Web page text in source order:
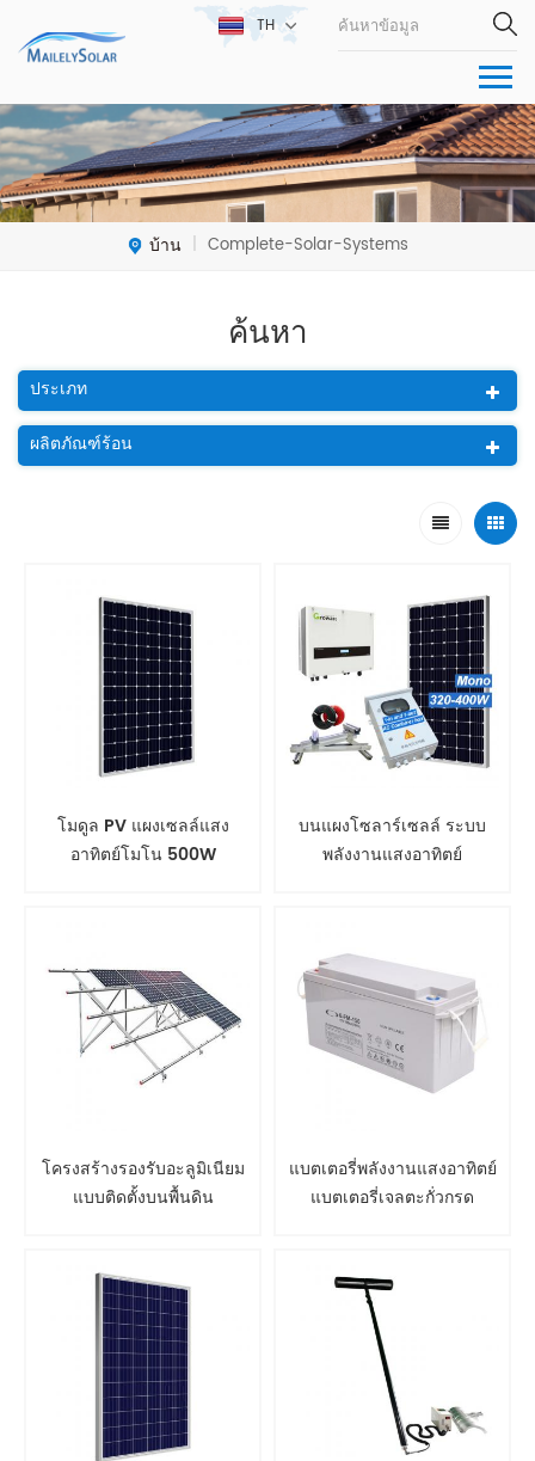
TH
บ้าน | Complete-Solar-Systems
ค้นหา
ประเภท
ผลิตภัณฑ์ร้อน
โมดูล PV แผงเซลล์แสง
อาทิตย์โมโน 500W
บนแผงโซลาร์เซลล์ ระบบ
พลังงานแสงอาทิตย์
โครงสร้างรองรับอะลูมิเนียม
แบบติดตั้งบนพื้นดิน
แบตเตอรี่พลังงานแสงอาทิตย์
แบตเตอรี่เจลตะกั่วกรด